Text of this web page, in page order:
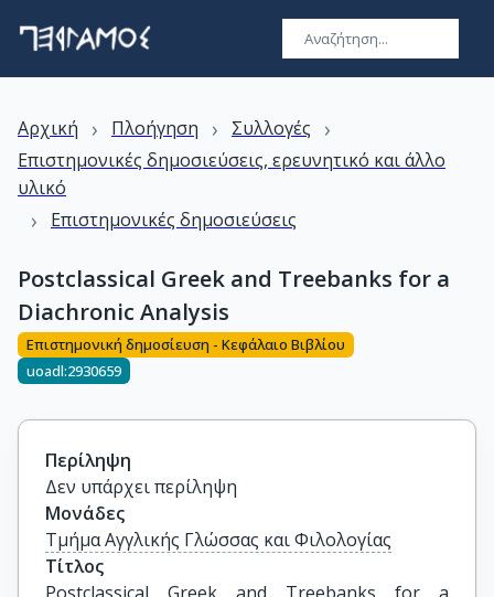
Αρχική › Πλοήγηση › Συλλογές ›
Επιστημονικές δημοσιεύσεις, ερευνητικό και άλλο
υλικό
› Επιστημονικές δημοσιεύσεις
Postclassical Greek and Treebanks for a
Diachronic Analysis
Επιστημονική δημοσίευση - Κεφάλαιο Βιβλίου
uoadl:2930659
Περίληψη
Δεν υπάρχει περίληψη
Μονάδες
Τμήμα Αγγλικής Γλώσσας και Φιλολογίας
Τίτλος